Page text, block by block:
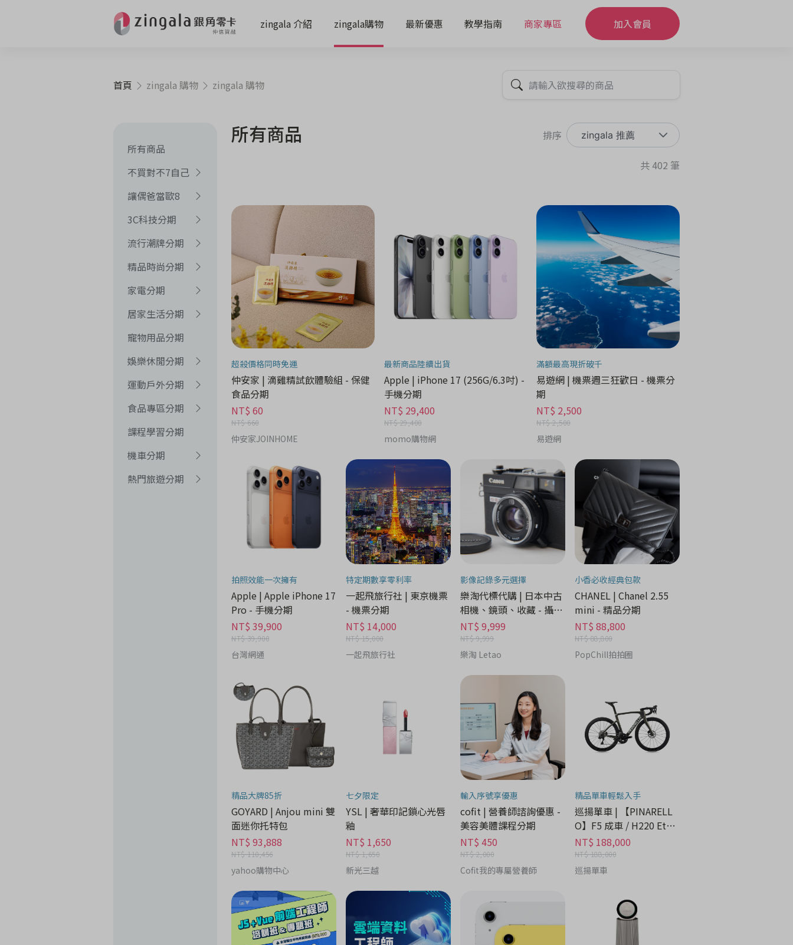
zingala 介紹 zingala購物 最新優惠 教學指南 商家專區 加入會員
首頁 zingala 購物 zingala 購物
所有商品
不買對不7自己
讓偶爸當歐8
3C科技分期
流行潮牌分期
精品時尚分期
家電分期
居家生活分期
寵物用品分期
娛樂休閒分期
運動戶外分期
食品專區分期
課程學習分期
機車分期
熱門旅遊分期
所有商品 排序 zingala 推薦
共 402 筆
超殺價格同時免運
仲安家 | 滴雞精試飲體驗組 - 保健
食品分期
NT$ 60
NT$ 660
仲安家JOINHOME
最新商品陸續出貨
Apple | iPhone 17 (256G/6.3吋) -
手機分期
NT$ 29,400
NT$ 29,400
momo購物網
滿額最高現折破千
易遊網 | 機票週三狂歡日 - 機票分
期
NT$ 2,500
NT$ 2,500
易遊網
拍照效能一次擁有
Apple | Apple iPhone 17
Pro - 手機分期
NT$ 39,900
NT$ 39,900
台灣網通
特定期數享零利率
一起飛旅行社 | 東京機票
- 機票分期
NT$ 14,000
NT$ 15,000
一起飛旅行社
影像記錄多元選擇
樂淘代標代購 | 日本中古
相機、鏡頭、收藏 - 攝像
機分期
NT$ 9,999
NT$ 9,999
樂淘 Letao
小香必收經典包款
CHANEL | Chanel 2.55
mini - 精品分期
NT$ 88,800
NT$ 88,800
PopChill拍拍圈
精品大牌85折
GOYARD | Anjou mini 雙
面迷你托特包
NT$ 93,888
NT$ 110,456
yahoo購物中心
七夕限定
YSL | 奢華印記鎖心光唇
釉
NT$ 1,650
NT$ 1,650
新光三越
輸入序號享優惠
cofit | 營養師諮詢優惠 -
美容美體課程分期
NT$ 450
NT$ 2,000
Cofit我的專屬營養師
精品單車輕鬆入手
巡揚單車 | 【PINARELL
O】F5 成車 / H220 Etna
Black Matt
NT$ 188,000
NT$ 188,000
巡揚單車